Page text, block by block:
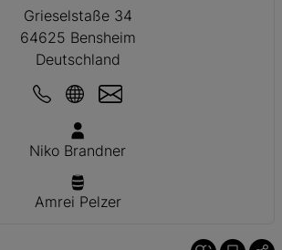
Grieselstaße 34
64625 Bensheim
Deutschland
Niko Brandner
Amrei Pelzer